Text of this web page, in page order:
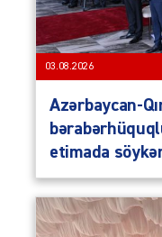
03.08.2026
Azərbaycan-
etimada